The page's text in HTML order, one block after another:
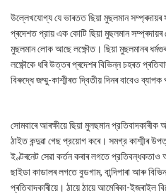
উল্লেখযোগ্য যে ভাৰতত ছিয়া মুছলমান
প্ৰদেশত প্রায় এক কোটি ছিয়া মুছলমান
মুছলমান লোক আছে লক্ষ্ণৌত। ছিয়া মুছলমানৰ
লক্ষ্ণৌকে ধৰি উত্তৰ প্ৰদেশৰ বিভিন্ন চহৰত
বিৰুদ্ধে জম্মু-কাশ্মীৰত দ্বিতীয় দিনৰ বাবেও
সোমবাৰে আৰক্ষীয়ে ছিয়া মুলছমান
ঠাইত কন্দুৱা গেছ প্রয়োগ কৰে। সমগ্র কাশ্মীৰ
ইণ্টৰনেট সেৱা কৰ্তন কৰাৰ লগতে
ছাইডা কাডালৰ লগতে বুডগাম, বান্দিপাৰা আৰু
প্ৰতিবাদকাৰীয়ে। ঠায়ে ঠায়ে আমেৰিকা-ইজৰাইল